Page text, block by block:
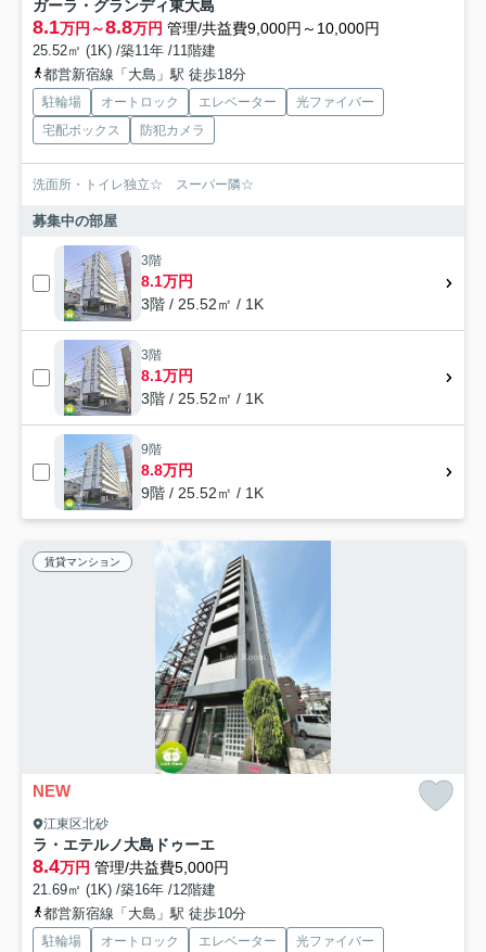
ガーラ・グランディ東大島
8.1万円～8.8万円 管理/共益費9,000円～10,000円
25.52㎡ (1K) /築11年 /11階建
都営新宿線「大島」駅 徒歩18分
駐輪場 オートロック エレベーター
光ファイバー
宅配ボックス
防犯カメラ
洗面所・トイレ独立☆ スーパー隣☆
募集中の部屋
3階
8.1万円
3階 / 25.52㎡ / 1K
3階
8.1万円
3階 / 25.52㎡ / 1K
9階
8.8万円
9階 / 25.52㎡ / 1K
賃貸マンション
NEW
江東区北砂
ラ・エテルノ大島ドゥーエ
8.4万円 管理/共益費5,000円
21.69㎡ (1K) /築16年 /12階建
都営新宿線「大島」駅 徒歩10分
駐輪場 オートロック エレベーター 光ファイバー